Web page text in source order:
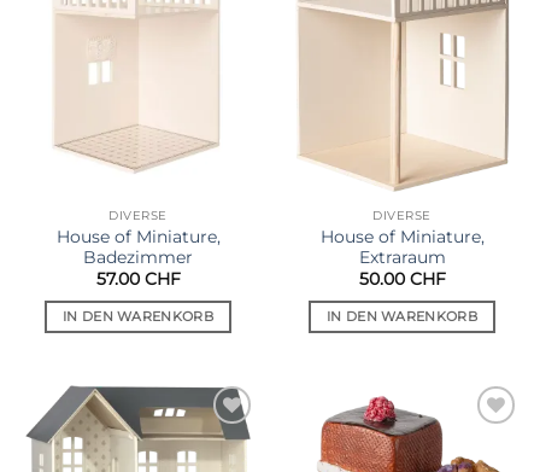
Auf die
DIVERSE
House of Miniature,
Badezimmer
57.00 CHF
IN DEN WARENKORB
Auf die
Wunschliste
DIVERSE
House of Miniature,
Extraraum
50.00 CHF
IN DEN WARENKORB
Auf die
Wunschliste
Wunschliste